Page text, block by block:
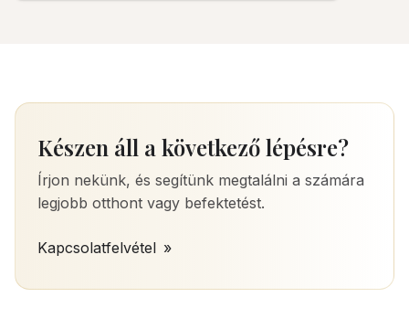
Készen áll a következő lépésre?
Írjon nekünk, és segítünk megtalálni a számára
legjobb otthont vagy befektetést.
Kapcsolatfelvétel »